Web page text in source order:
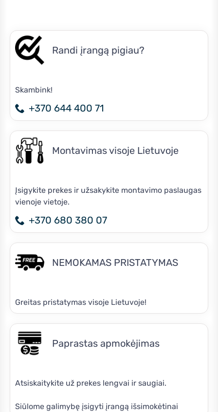
Randi įrangą pigiau?
Skambink!
+370 644 400 71
Montavimas visoje Lietuvoje
Įsigykite prekes ir užsakykite montavimo paslaugas
vienoje vietoje.
+370 680 380 07
NEMOKAMAS PRISTATYMAS
Greitas pristatymas visoje Lietuvoje!
Paprastas apmokėjimas
Atsiskaitykite už prekes lengvai ir saugiai.
Siūlome galimybę įsigyti įrangą išsimokėtinai